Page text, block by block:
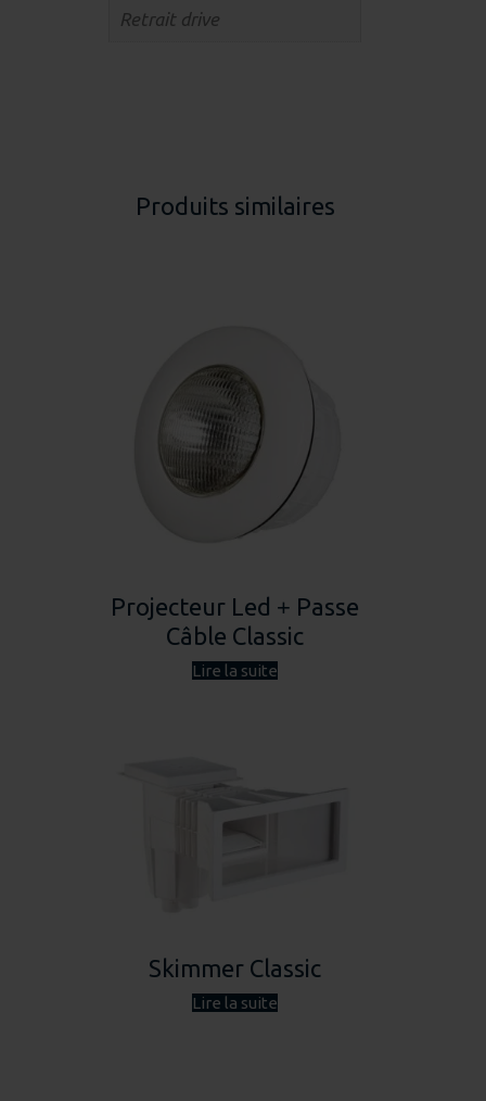
Retrait drive
Produits similaires
Projecteur Led + Passe
Câble Classic
Lire la suite
Skimmer Classic
Lire la suite